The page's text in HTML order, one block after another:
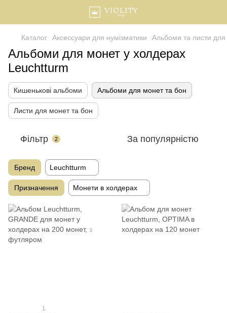
Каталог Аксессуари для нумізматики Альбоми та листи для
Альбоми для монет у холдерах
Leuchtturm
Кишенькові альбоми Альбоми для монет та бон
Листи для монет та бон
Фільтр 2 За популярністю
Бренд Leuchtturm
Призначення Монети в холдерах
1